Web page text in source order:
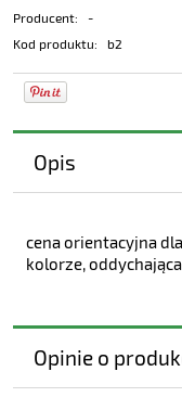
Producent:
-
Kod produktu:
b2
Opis
cena orientacyjna
kolorze,
Opinie o